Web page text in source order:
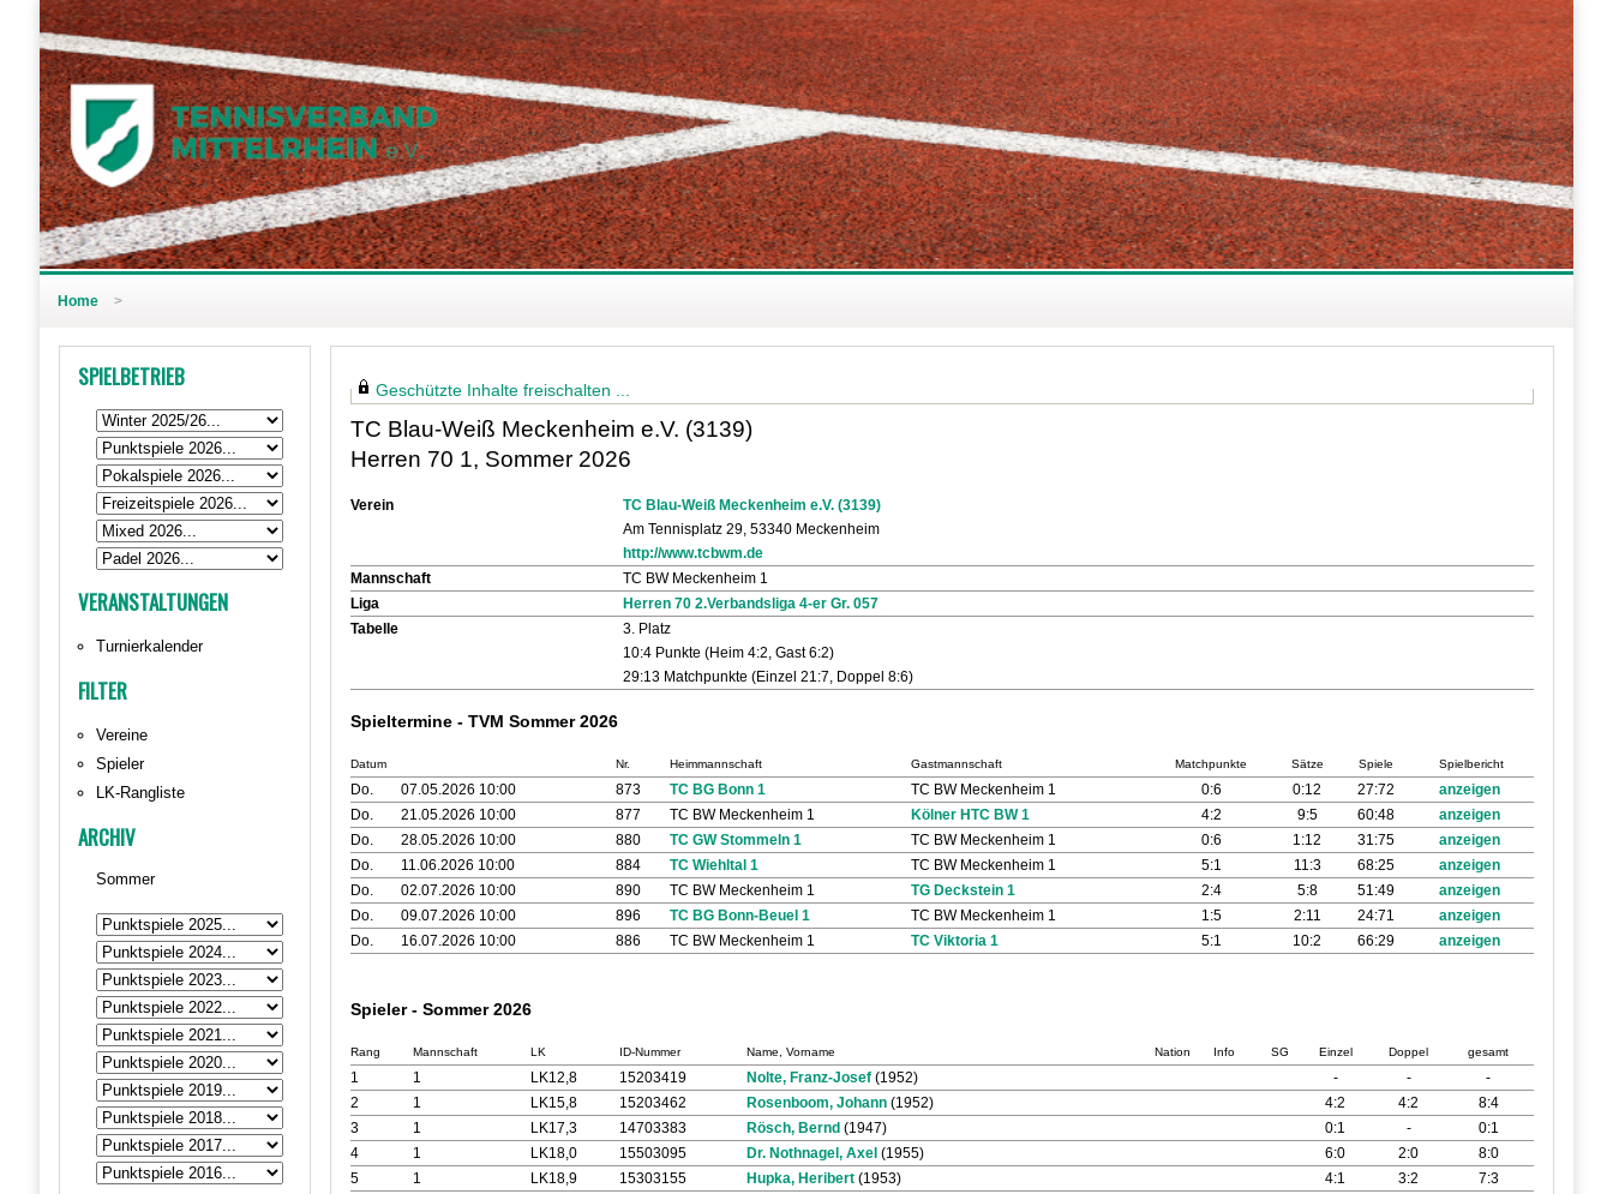
Home >
SPIELBETRIEB
VERANSTALTUNGEN
Turnierkalender
FILTER
Vereine
Spieler
LK-Rangliste
ARCHIV
Sommer
Geschützte Inhalte freischalten ...
TC Blau-Weiß Meckenheim e.V. (3139)
Herren 70 1, Sommer 2026
Verein
TC Blau-Weiß Meckenheim e.V. (3139)
Am Tennisplatz 29, 53340 Meckenheim
http://www.tcbwm.de
Mannschaft
TC BW Meckenheim 1
Liga
Herren 70 2.Verbandsliga 4-er Gr. 057
Tabelle
3. Platz
10:4 Punkte (Heim 4:2, Gast 6:2)
29:13 Matchpunkte (Einzel 21:7, Doppel 8:6)
Spieltermine - TVM Sommer 2026
Datum Nr. Heimmannschaft Gastmannschaft Matchpunkte Sätze Spiele Spielbericht
Do. 07.05.2026 10:00 873 TC BG Bonn 1 TC BW Meckenheim 1 0:6 0:12 27:72
anzeigen
Do.
21.05.2026 10:00 877 TC BW Meckenheim 1 Kölner HTC BW 1 4:2 9:5 60:48
anzeigen
Do.
28.05.2026 10:00 880 TC GW Stommeln 1 TC BW Meckenheim 1 0:6 1:12 31:75
anzeigen
Do.
11.06.2026 10:00 884 TC Wiehltal 1 TC BW Meckenheim 1 5:1 11:3 68:25
anzeigen
Do.
02.07.2026 10:00 890 TC BW Meckenheim 1 TG Deckstein 1 2:4 5:8 51:49
anzeigen
Do.
09.07.2026 10:00 896 TC BG Bonn-Beuel 1 TC BW Meckenheim 1 1:5 2:11 24:71
anzeigen
Do.
16.07.2026 10:00 886 TC BW Meckenheim 1 TC Viktoria 1 5:1 10:2 66:29 anzeigen
Spieler - Sommer 2026
Rang Mannschaft LK ID-Nummer Name, Vorname Nation Info SG Einzel Doppel gesamt
1 1 LK12,8 15203419 Nolte, Franz-Josef (1952) - -
-
2
1 LK15,8 15203462 Rosenboom, Johann (1952) 4:2 4:2
8:4
3
1 LK17,3 14703383 Rösch, Bernd (1947) 0:1 -
0:1
4
1 LK18,0 15503095 Dr. Nothnagel, Axel (1955) 6:0 2:0
8:0
5
1 LK18,9 15303155 Hupka, Heribert (1953) 4:1 3:2
7:3